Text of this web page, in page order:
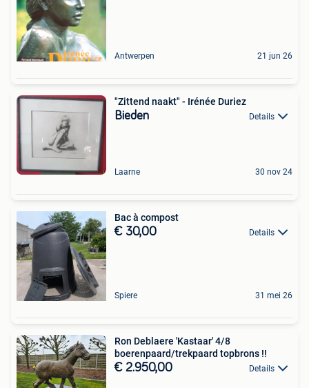
Antwerpen 21 jun 26
"Zittend naakt" - Irénée Duriez
Bieden Details
Laarne 30 nov 24
Bac à compost
€ 30,00 Details
Spiere 31 mei 26
Ron Deblaere 'Kastaar' 4/8
boerenpaard/trekpaard topbrons !!
€ 2.950,00 Details